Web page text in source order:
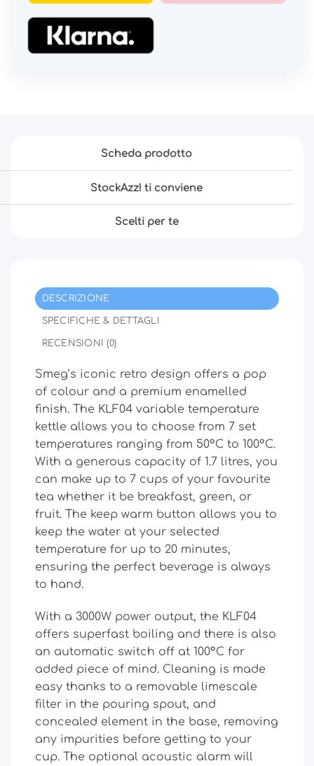
Scheda prodotto
StockAzz! ti conviene
Scelti per te
DESCRIZIONE
SPECIFICHE & DETTAGLI
RECENSIONI (0)
Smeg’s iconic retro design offers a pop
of colour and a premium enamelled
finish. The KLF04 variable temperature
kettle allows you to choose from 7 set
temperatures ranging from 50°C to 100°C.
With a generous capacity of 1.7 litres, you
can make up to 7 cups of your favourite
tea whether it be breakfast, green, or
fruit. The keep warm button allows you to
keep the water at your selected
temperature for up to 20 minutes,
ensuring the perfect beverage is always
to hand.
With a 3000W power output, the KLF04
offers superfast boiling and there is also
an automatic switch off at 100°C for
added piece of mind. Cleaning is made
easy thanks to a removable limescale
filter in the pouring spout, and
concealed element in the base, removing
any impurities before getting to your
cup. The optional acoustic alarm will